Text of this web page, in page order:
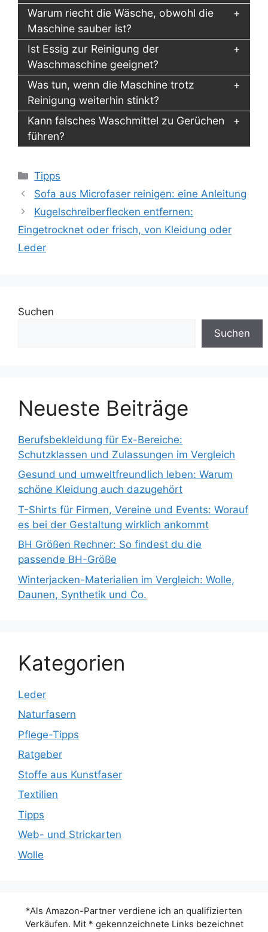
Warum riecht die Wäsche, obwohl die
Maschine sauber ist?
Ist Essig zur Reinigung der
Waschmaschine geeignet?
Was tun, wenn die Maschine trotz
Reinigung weiterhin stinkt?
Kann falsches Waschmittel zu Gerüchen
führen?
Kategorien
Tipps
Sofa aus Microfaser reinigen: eine Anleitung
Kugelschreiberflecken entfernen:
Eingetrocknet oder frisch, von Kleidung oder
Leder
Suchen
Suchen
Neueste Beiträge
Berufsbekleidung für Ex-Bereiche:
Schutzklassen und Zulassungen im Vergleich
Gesund und umweltfreundlich leben: Warum
schöne Kleidung auch dazugehört
T-Shirts für Firmen, Vereine und Events: Worauf
es bei der Gestaltung wirklich ankommt
BH Größen Rechner: So findest du die
passende BH-Größe
Winterjacken-Materialien im Vergleich: Wolle,
Daunen, Synthetik und Co.
Kategorien
Leder
Naturfasern
Pflege-Tipps
Ratgeber
Stoffe aus Kunstfaser
Textilien
Tipps
Web- und Strickarten
Wolle
*Als Amazon-Partner verdiene ich an qualifizierten
Verkäufen. Mit * gekennzeichnete Links bezeichnet